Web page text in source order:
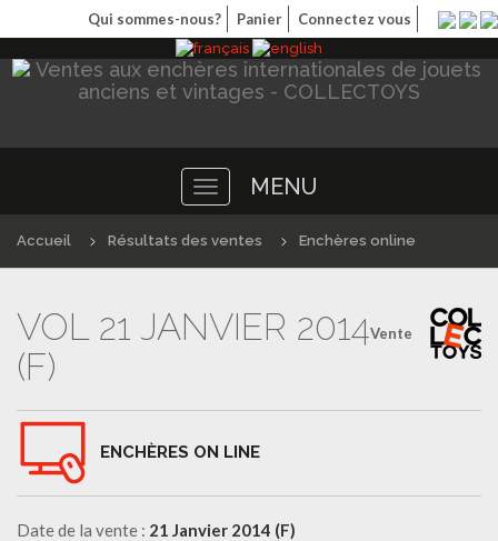
Qui sommes-nous? Panier Connectez vous
Toggle
navigation
MENU
Accueil Résultats des ventes Enchères online
Vente
VOL 21 JANVIER 2014
(F)
ENCHÈRES ON LINE
Date de la vente : 21 Janvier 2014 (F)